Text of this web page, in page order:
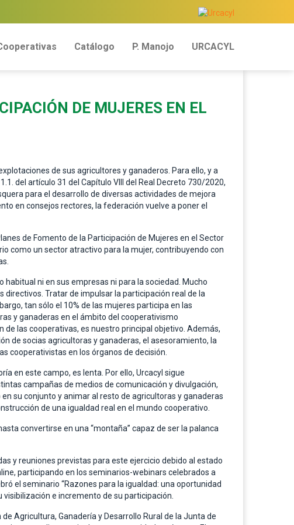
Catálogo P. Manojo URCACYL
DE MUJERES EN EL
de sus agricultores y ganaderos. Para ello, y a
del artículo 31 del Capítulo VIII del Real Decreto 730/2020,
para el desarrollo de diversas actividades de mejora
en consejos rectores, la federación vuelve a poner el
de Fomento de la Participación de Mujeres en el Sector
como un sector atractivo para la mujer, contribuyendo con
habitual ni en sus empresas ni para la sociedad. Mucho
Tratar de impulsar la participación real de la
tan sólo el 10% de las mujeres participa en las
y ganaderas en el ámbito del cooperativismo
las cooperativas, es nuestro principal objetivo. Además,
de socias agricultoras y ganaderas, el asesoramiento, la
cooperativistas en los órganos de decisión.
en este campo, es lenta. Por ello, Urcacyl sigue
campañas de medios de comunicación y divulgación,
su conjunto y animar al resto de agricultoras y ganaderas
de una igualdad real en el mundo cooperativo.
convertirse en una “montaña” capaz de ser la palanca
y reuniones previstas para este ejercicio debido al estado
participando en los seminarios-webinars celebrados a
el seminario “Razones para la igualdad: una oportunidad
e incremento de su participación.
Agricultura, Ganadería y Desarrollo Rural de la Junta de